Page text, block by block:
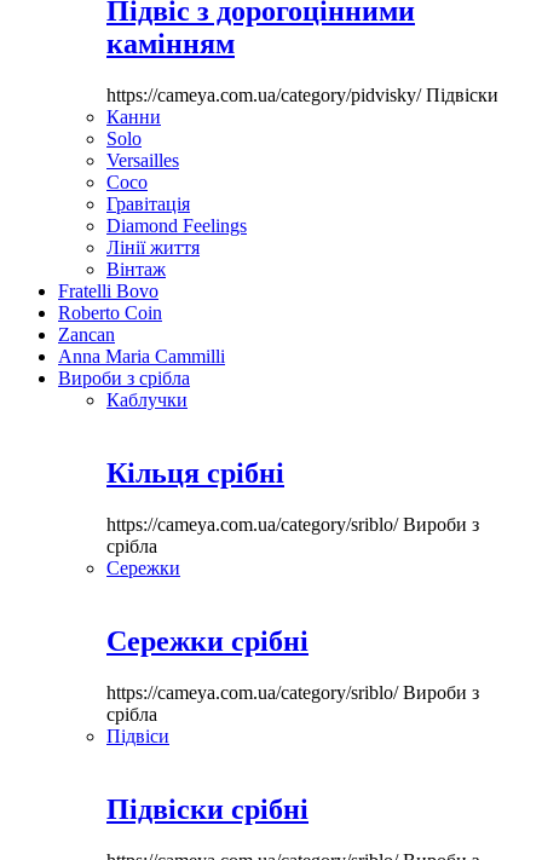
Підвіс з дорогоцінними
камінням
https://cameya.com.ua/category/pidvisky/Підвіски
Канни
Solo
Versailles
Coco
Гравітація
Diamond Feelings
Лінії життя
Вінтаж
Fratelli Bovo
Roberto Coin
Zancan
Anna Maria Cammilli
Вироби з срібла
Каблучки
Кільця срібні
https://cameya.com.ua/category/sriblo/Вироби з
срібла
Сережки
Сережки срібні
https://cameya.com.ua/category/sriblo/Вироби з
срібла
Підвіси
Підвіски срібні